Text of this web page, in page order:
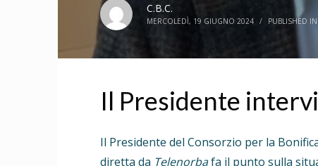
C.B.C.
MERCOLEDÌ, 19 GIUGNO 2024 / PUBLISHED IN
Il Presidente
Il Presidente del Consorzio per la
diretta da Telenorbafa il punto sulla